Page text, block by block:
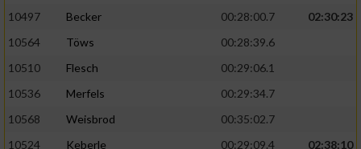
10497
Becker 00:28:00.7
02:30:23
10564
Töws
00:28:39.6
10510
Flesch
00:29:06.1
10536
Merfels
00:29:34.7
10568
Weisbrod
00:35:02.7
10524
Keberle 00:29:09.4 02:38:10